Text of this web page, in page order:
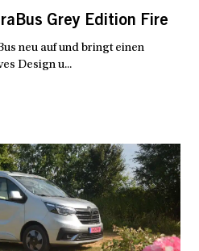
Grey Edition Fire
neu auf und bringt einen
Design u...